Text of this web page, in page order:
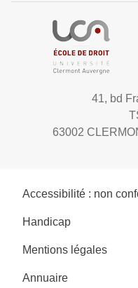
41, bd
63002
Accessibilité : non
Handicap
Mentions légales
Annuaire